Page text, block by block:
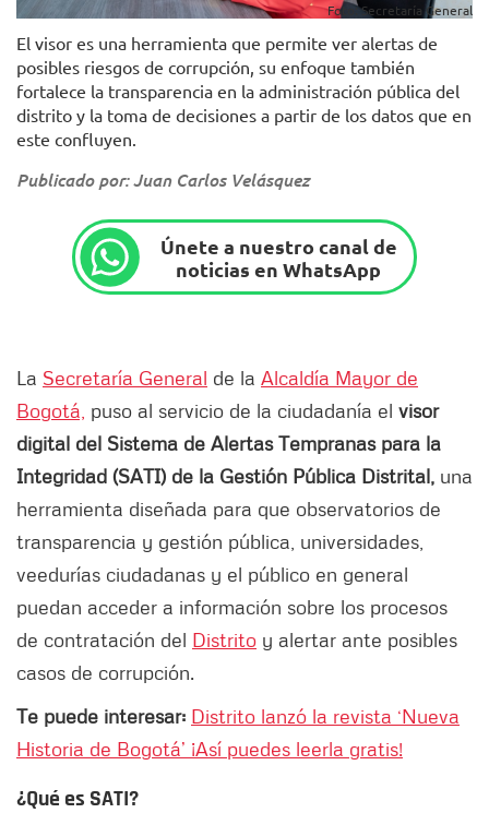
Foto: Secretaría General
El visor es una herramienta que permite ver alertas de
posibles riesgos de corrupción, su enfoque también
fortalece la transparencia en la administración pública del
distrito y la toma de decisiones a partir de los datos que en
este confluyen.
Publicado por: Juan Carlos Velásquez
Únete a nuestro canal de
noticias en WhatsApp
La Secretaría General de la Alcaldía Mayor de
Bogotá, puso al servicio de la ciudadanía el visor
digital del Sistema de Alertas Tempranas para la
Integridad (SATI) de la Gestión Pública Distrital, una
herramienta diseñada para que observatorios de
transparencia y gestión pública, universidades,
veedurías ciudadanas y el público en general
puedan acceder a información sobre los procesos
de contratación del Distrito y alertar ante posibles
casos de corrupción.
Te puede interesar: Distrito lanzó la revista ‘Nueva
Historia de Bogotá’ ¡Así puedes leerla gratis!
¿Qué es SATI?